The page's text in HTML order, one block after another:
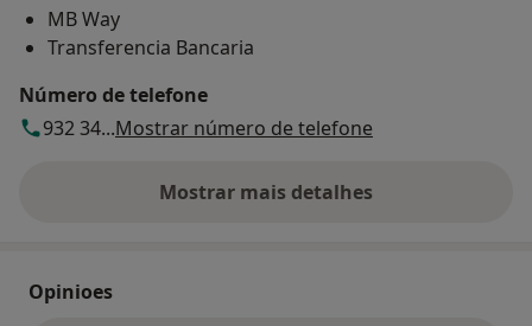
MB Way
Transferencia Bancaria
Número de telefone
932 34...Mostrar número de telefone
Mostrar mais detalhes
sobre o endereço
Opinioes